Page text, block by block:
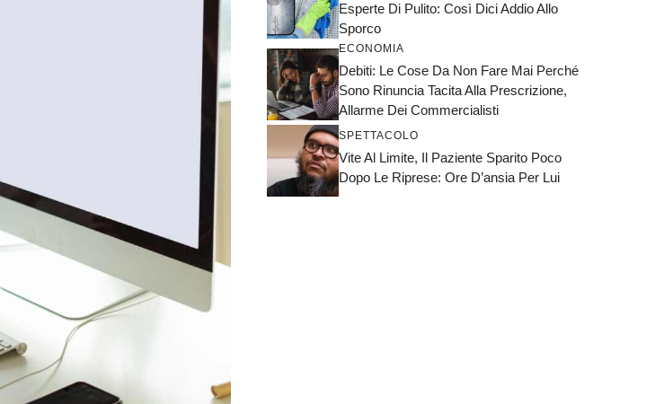
Esperte Di Pulito: Così Dici Addio Allo
Sporco
ECONOMIA
Debiti: Le Cose Da Non Fare Mai Perché
Sono Rinuncia Tacita Alla Prescrizione,
Allarme Dei Commercialisti
SPETTACOLO
Vite Al Limite, Il Paziente Sparito Poco
Dopo Le Riprese: Ore D’ansia Per Lui